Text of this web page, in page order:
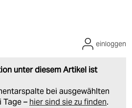
unter diesem Artikel ist
bei ausgewählten
– hier sind sie zu finden.
einloggen